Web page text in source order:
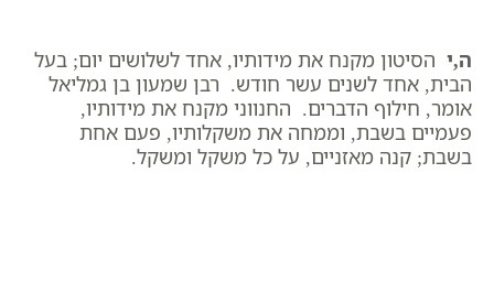
ה,י הסיטון מקנח את מידותיו, אחד לשלושים יום; בעל
הבית, אחד לשנים עשר חודש. רבן שמעון בן גמליאל
אומר, חילוף הדברים. החנווני מקנח את מידותיו,
פעמיים בשבת, וממחה את משקלותיו, פעם אחת
בשבת; קנה מאזניים, על כל משקל ומשקל.